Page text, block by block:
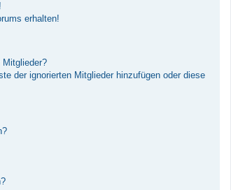
erhalten!
Mitglieder?
der ignorierten Mitglieder hinzufügen oder diese